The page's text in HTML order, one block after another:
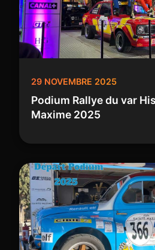
29 NOVEMBRE 2025
Podium Rallye du var
Maxime 2025